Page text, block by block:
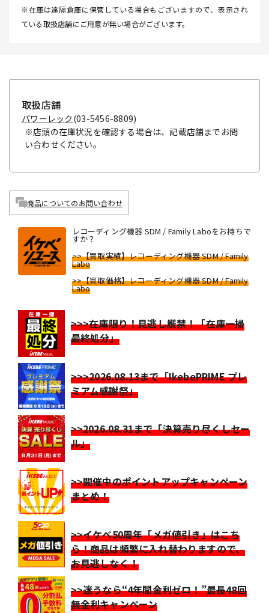
※在庫は遠隔倉庫に保管している場合もございますので、表示され
ている取扱店舗にご用意が無い場合がございます。
取扱店舗
パワーレック (03-5456-8809)
※店頭の在庫状況を確認する場合は、記載店舗までお問
い合わせください。
商品についてのお問い合わせ
レコーディング機器 SDM / Family Laboをお持ちで
すか？
>>【買取実績】レコーディング機器 SDM / Family
Labo
>>【買取価格】レコーディング機器 SDM / Family
Labo
>>>在庫限り！見逃し厳禁！「在庫一掃
最終処分」
>>>2026.08.13まで「IkebePRIME プレ
ミアム感謝祭」
>>2026.08.31まで「決算売り尽くしセー
ル」
>>開催中のポイントアップキャンペーン
まとめ！
>>イケベ50周年「メガ値引き」はこち
ら！商品は頻繁に入れ替わりますので、
お見逃しなく！
>>迷うなら“4年間金利ゼロ！”最長48回
無金利キャンペーン